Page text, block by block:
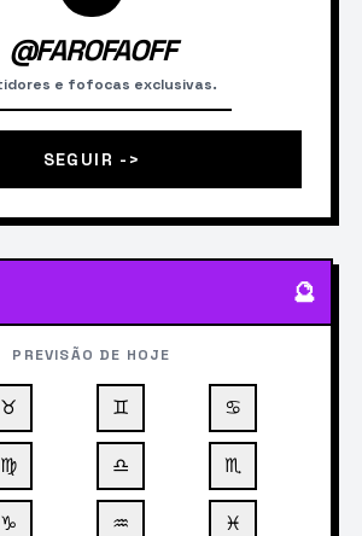
@FAROFAOFF
e fofocas exclusivas.
SEGUIR ->
🔮
PREVISÃO DE HOJE
♉ ♊ ♋
♍ ♎ ♏
♑ ♒ ♓